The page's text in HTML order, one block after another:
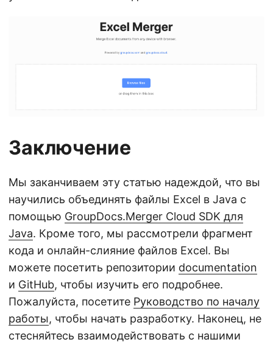
Заключение
Мы заканчиваем эту статью надеждой, что вы
научились объединять файлы Excel в Java с
помощью GroupDocs.Merger Cloud SDK для
Java. Кроме того, мы рассмотрели фрагмент
кода и онлайн-слияние файлов Excel. Вы
можете посетить репозитории documentation
и GitHub, чтобы изучить его подробнее.
Пожалуйста, посетите Руководство по началу
работы, чтобы начать разработку. Наконец, не
стесняйтесь взаимодействовать с нашими